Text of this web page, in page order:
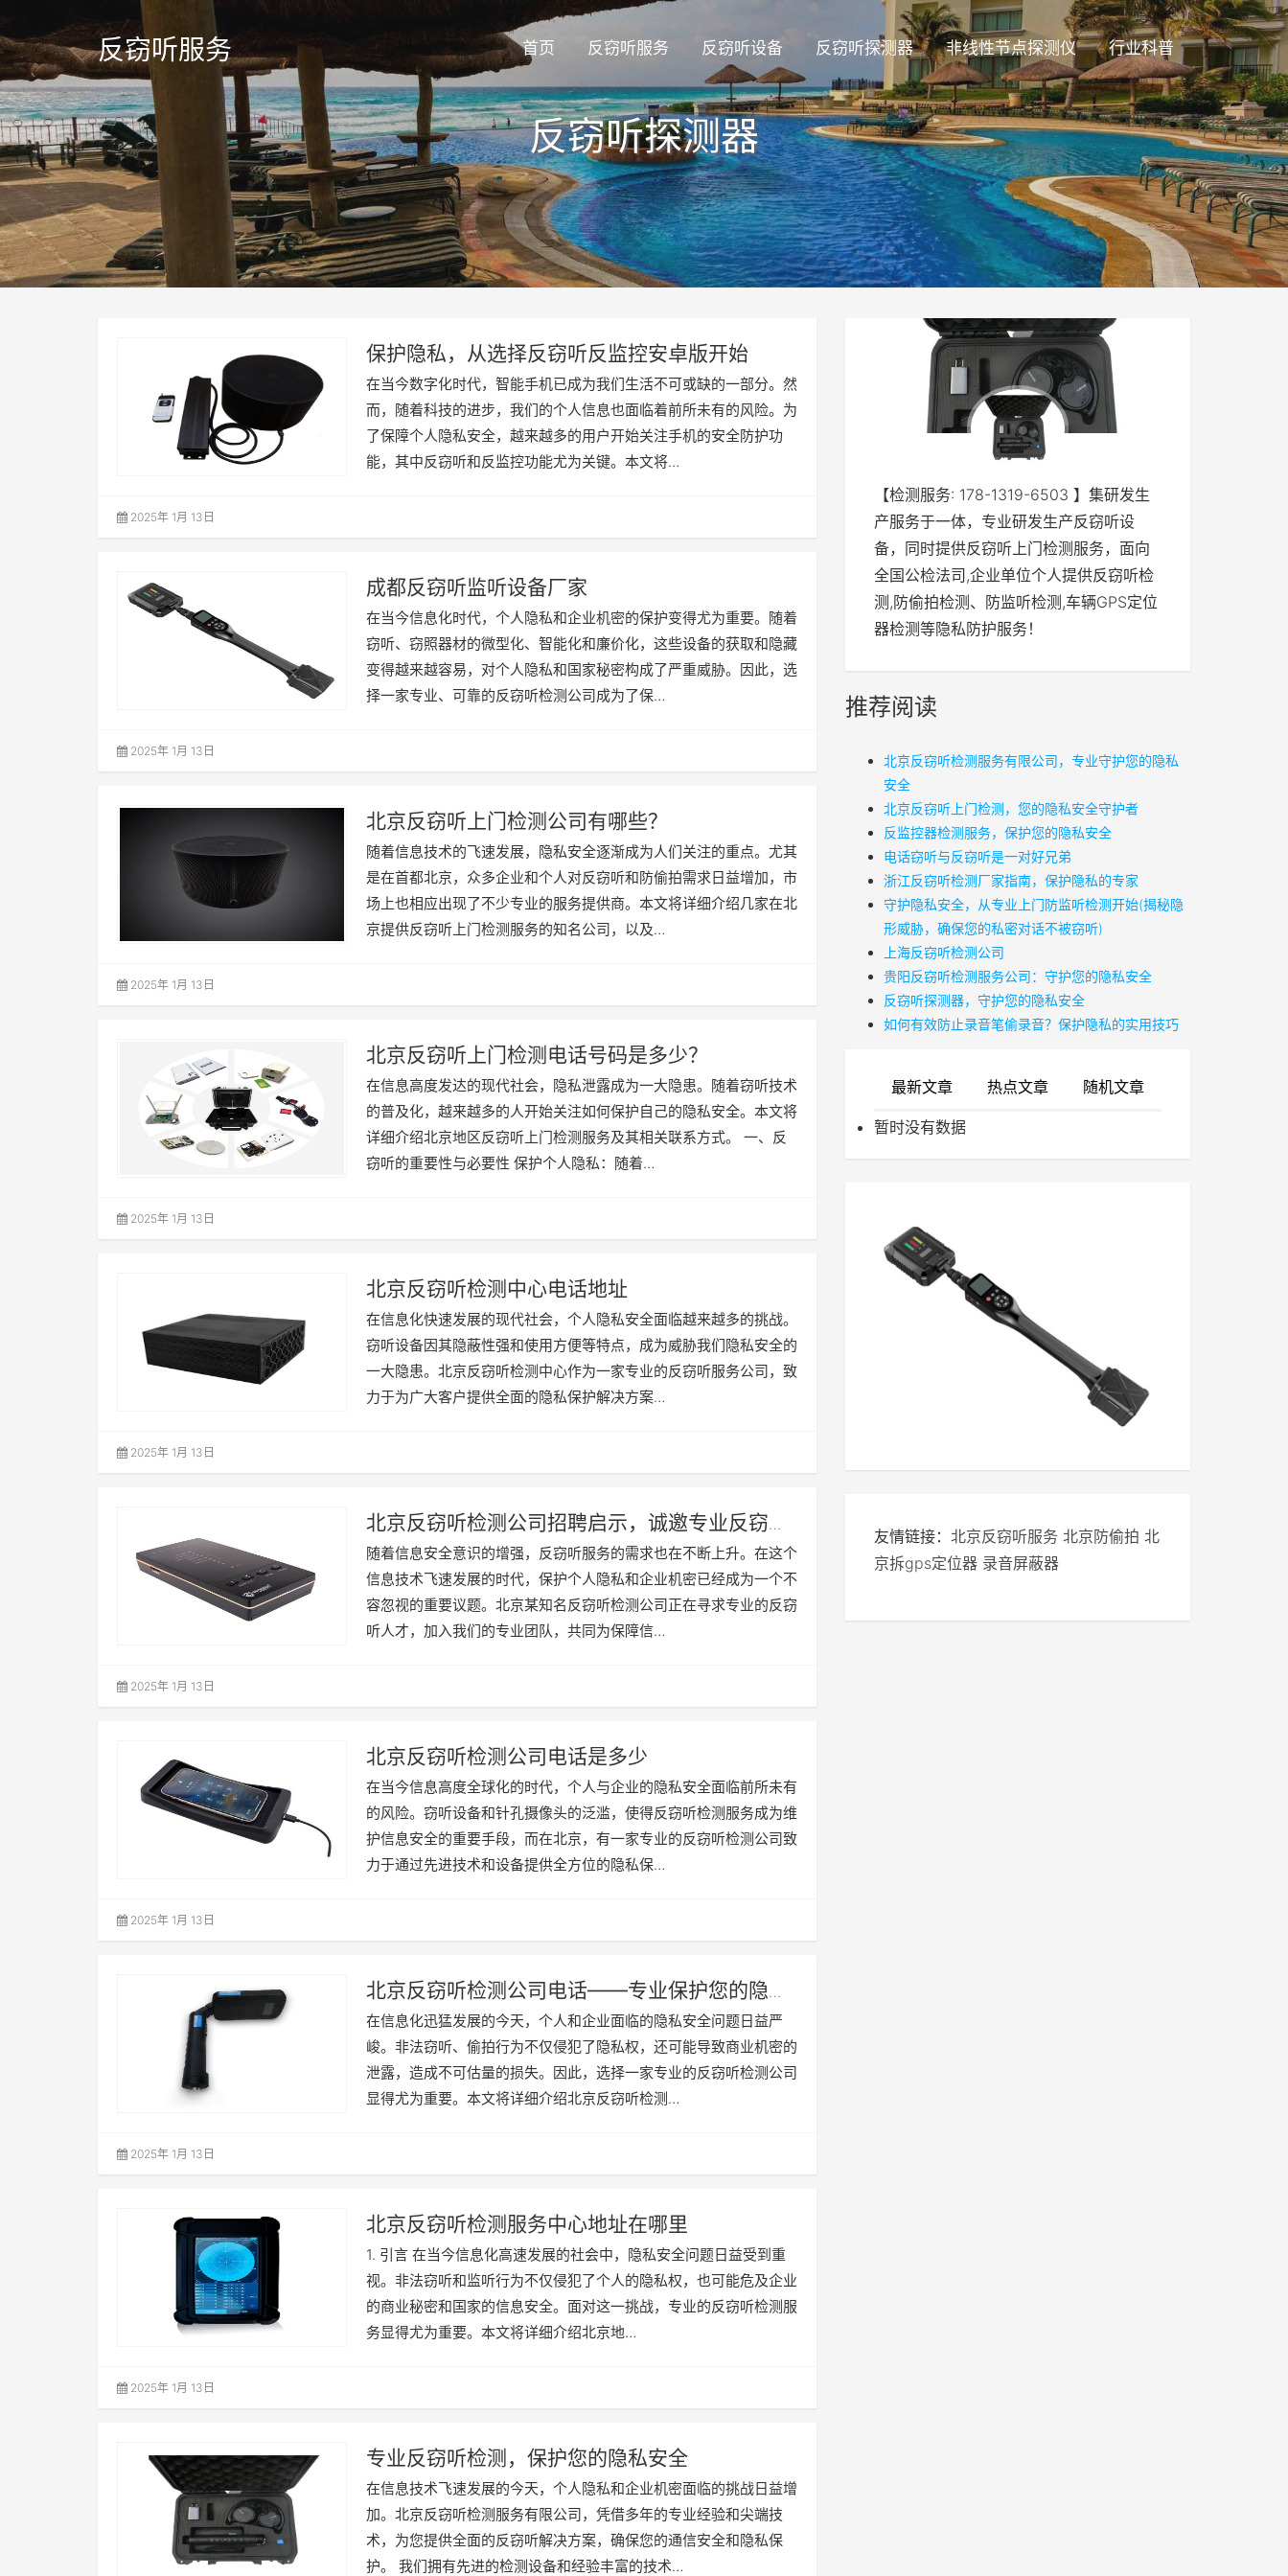
反窃听服务 首页 反窃听服务 反窃听设备 反窃听探测器 非线性节点探测仪 行业科普
反窃听探测器
保护隐私，从选择反窃听反监控安卓版开始
在当今数字化时代，智能手机已成为我们生活不可或缺的一部分。然
而，随着科技的进步，我们的个人信息也面临着前所未有的风险。为
了保障个人隐私安全，越来越多的用户开始关注手机的安全防护功
能，其中反窃听和反监控功能尤为关键。本文将…
2025年 1月 13日
成都反窃听监听设备厂家
在当今信息化时代，个人隐私和企业机密的保护变得尤为重要。随着
窃听、窃照器材的微型化、智能化和廉价化，这些设备的获取和隐藏
变得越来越容易，对个人隐私和国家秘密构成了严重威胁。因此，选
择一家专业、可靠的反窃听检测公司成为了保…
2025年 1月 13日
北京反窃听上门检测公司有哪些？
随着信息技术的飞速发展，隐私安全逐渐成为人们关注的重点。尤其
是在首都北京，众多企业和个人对反窃听和防偷拍需求日益增加，市
场上也相应出现了不少专业的服务提供商。本文将详细介绍几家在北
京提供反窃听上门检测服务的知名公司，以及…
2025年 1月 13日
北京反窃听上门检测电话号码是多少？
在信息高度发达的现代社会，隐私泄露成为一大隐患。随着窃听技术
的普及化，越来越多的人开始关注如何保护自己的隐私安全。本文将
详细介绍北京地区反窃听上门检测服务及其相关联系方式。 一、反
窃听的重要性与必要性 保护个人隐私：随着…
2025年 1月 13日
北京反窃听检测中心电话地址
在信息化快速发展的现代社会，个人隐私安全面临越来越多的挑战。
窃听设备因其隐蔽性强和使用方便等特点，成为威胁我们隐私安全的
一大隐患。北京反窃听检测中心作为一家专业的反窃听服务公司，致
力于为广大客户提供全面的隐私保护解决方案…
2025年 1月 13日
北京反窃听检测公司招聘启示，诚邀专业反窃听
人才
随着信息安全意识的增强，反窃听服务的需求也在不断上升。在这个
信息技术飞速发展的时代，保护个人隐私和企业机密已经成为一个不
容忽视的重要议题。北京某知名反窃听检测公司正在寻求专业的反窃
听人才，加入我们的专业团队，共同为保障信…
2025年 1月 13日
北京反窃听检测公司电话是多少
在当今信息高度全球化的时代，个人与企业的隐私安全面临前所未有
的风险。窃听设备和针孔摄像头的泛滥，使得反窃听检测服务成为维
护信息安全的重要手段，而在北京，有一家专业的反窃听检测公司致
力于通过先进技术和设备提供全方位的隐私保…
2025年 1月 13日
北京反窃听检测公司电话——专业保护您的隐私
安全
在信息化迅猛发展的今天，个人和企业面临的隐私安全问题日益严
峻。非法窃听、偷拍行为不仅侵犯了隐私权，还可能导致商业机密的
泄露，造成不可估量的损失。因此，选择一家专业的反窃听检测公司
显得尤为重要。本文将详细介绍北京反窃听检测…
2025年 1月 13日
北京反窃听检测服务中心地址在哪里
1. 引言 在当今信息化高速发展的社会中，隐私安全问题日益受到重
视。非法窃听和监听行为不仅侵犯了个人的隐私权，也可能危及企业
的商业秘密和国家的信息安全。面对这一挑战，专业的反窃听检测服
务显得尤为重要。本文将详细介绍北京地…
2025年 1月 13日
专业反窃听检测，保护您的隐私安全
在信息技术飞速发展的今天，个人隐私和企业机密面临的挑战日益增
加。北京反窃听检测服务有限公司，凭借多年的专业经验和尖端技
术，为您提供全面的反窃听解决方案，确保您的通信安全和隐私保
护。 我们拥有先进的检测设备和经验丰富的技术…
【检测服务: 178-1319-6503 】集研发生
产服务于一体，专业研发生产反窃听设
备，同时提供反窃听上门检测服务，面向
全国公检法司,企业单位个人提供反窃听检
测,防偷拍检测、防监听检测,车辆GPS定位
器检测等隐私防护服务！
推荐阅读
北京反窃听检测服务有限公司，专业守护您的隐私
安全
北京反窃听上门检测，您的隐私安全守护者
反监控器检测服务，保护您的隐私安全
电话窃听与反窃听是一对好兄弟
浙江反窃听检测厂家指南，保护隐私的专家
守护隐私安全，从专业上门防监听检测开始(揭秘隐
形威胁，确保您的私密对话不被窃听)
上海反窃听检测公司
贵阳反窃听检测服务公司：守护您的隐私安全
反窃听探测器，守护您的隐私安全
如何有效防止录音笔偷录音？保护隐私的实用技巧
最新文章 热点文章 随机文章
暂时没有数据
友情链接： 北京反窃听服务 北京防偷拍 北
京拆gps定位器 录音屏蔽器